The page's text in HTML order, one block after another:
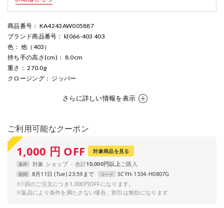
商品番号 ： KA4243AW005887
ブランド商品番号 ： kl066-403 403
色 ： 他（403）
持ち手の高さ(cm) ： 8.0cm
重さ ： 270.0g
クロージング： ジッパー
さらに詳しい情報を表示
ご利用可能なクーポン
1,000 円 OFF 対象商品を見る
条件 対象 ショップ 合計10,000円以上
期間 8月11日 (Tue) 23:59まで コード
SCYH-1334-H0807G
※1回のご注文につき1,000円OFFになります。
※返品により条件を満たさない場合、割引は無効になります